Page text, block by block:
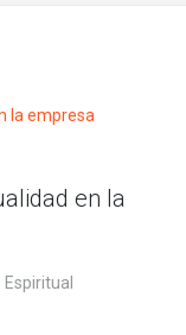
en la
Espiritual